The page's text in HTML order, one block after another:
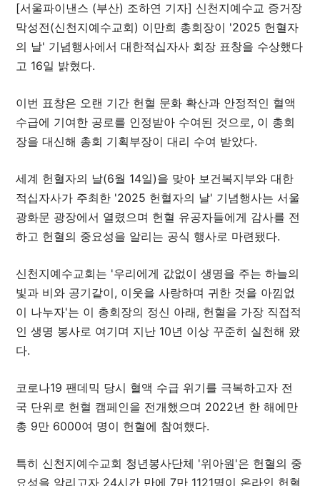
[서울파이낸스 (부산) 조하연 기자] 신천지예수교 증거장
막성전(신천지예수교회) 이만희 총회장이 '2025 헌혈자
의 날' 기념행사에서 대한적십자사 회장 표창을 수상했다
고 16일 밝혔다.
이번 표창은 오랜 기간 헌혈 문화 확산과 안정적인 혈액
수급에 기여한 공로를 인정받아 수여된 것으로, 이 총회
장을 대신해 총회 기획부장이 대리 수여 받았다.
세계 헌혈자의 날(6월 14일)을 맞아 보건복지부와 대한
적십자사가 주최한 '2025 헌혈자의 날' 기념행사는 서울
광화문 광장에서 열렸으며 헌혈 유공자들에게 감사를 전
하고 헌혈의 중요성을 알리는 공식 행사로 마련됐다.
신천지예수교회는 '우리에게 값없이 생명을 주는 하늘의
빛과 비와 공기같이, 이웃을 사랑하며 귀한 것을 아낌없
이 나누자'는 이 총회장의 정신 아래, 헌혈을 가장 직접적
인 생명 봉사로 여기며 지난 10년 이상 꾸준히 실천해 왔
다.
코로나19 팬데믹 당시 혈액 수급 위기를 극복하고자 전
국 단위로 헌혈 캠페인을 전개했으며 2022년 한 해에만
총 9만 6000여 명이 헌혈에 참여했다.
특히 신천지예수교회 청년봉사단체 '위아원'은 헌혈의 중
요성을 알리고자 24시간 만에 7만 1121명이 온라인 헌혈